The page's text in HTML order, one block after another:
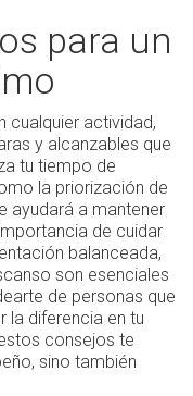
para un
cualquier actividad,
y alcanzables que
tu tiempo de
la priorización de
ayudará a mantener
de cuidar
balanceada,
son esenciales
de personas que
la diferencia en tu
consejos te
sino también